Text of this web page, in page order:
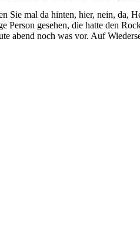
Sie mal da hinten, hier, nein,
Person gesehen, die hatte den
abend noch was vor. Auf